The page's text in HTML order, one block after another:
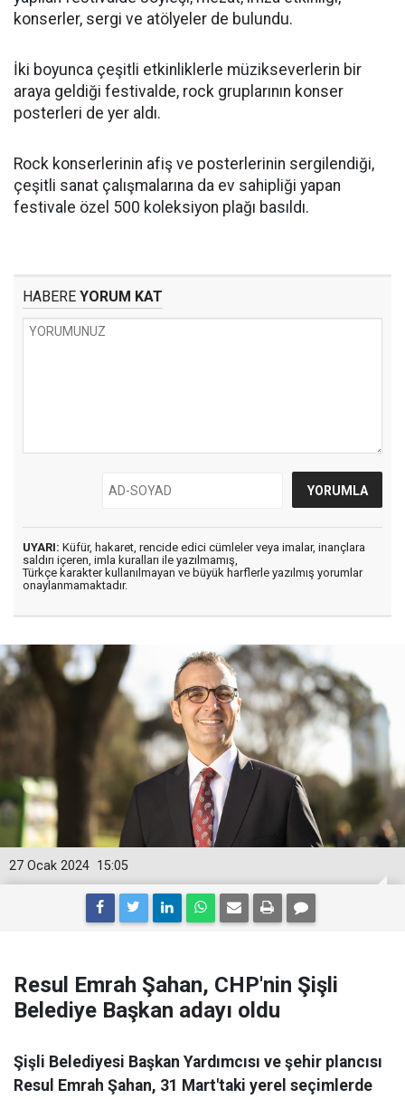
konserler, sergi ve atölyeler de bulundu.
İki boyunca çeşitli etkinliklerle müzikseverlerin bir
araya geldiği festivalde, rock gruplarının konser
posterleri de yer aldı.
Rock konserlerinin afiş ve posterlerinin sergilendiği,
çeşitli sanat çalışmalarına da ev sahipliği yapan
festivale özel 500 koleksiyon plağı basıldı.
HABERE YORUM KAT
UYARI: Küfür, hakaret, rencide edici cümleler veya imalar, inançlara
saldırı içeren, imla kuralları ile yazılmamış,
Türkçe karakter kullanılmayan ve büyük harflerle yazılmış yorumlar
onaylanmamaktadır.
15:05
27 Ocak 2024
Resul Emrah Şahan, CHP'nin Şişli
Belediye Başkan adayı oldu
Şişli Belediyesi Başkan Yardımcısı ve şehir plancısı
Resul Emrah Şahan, 31 Mart'taki yerel seçimlerde